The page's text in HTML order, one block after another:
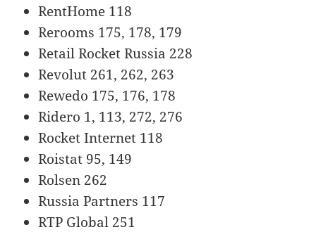
RentHome 118
Rerooms 175, 178, 179
Retail Rocket Russia 228
Revolut 261, 262, 263
Rewedo 175, 176, 178
Ridero 1, 113, 272, 276
Rocket Internet 118
Roistat 95, 149
Rolsen 262
Russia Partners 117
RTP Global 251